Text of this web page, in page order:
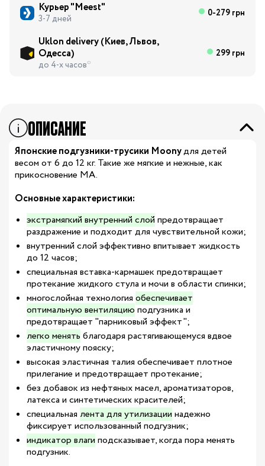
Курьер "Meest"
3-7 дней 0-279 грн
Uklon delivery (Киев, Львов,
Одесса)
до 4-х часов*
299 грн
ОПИСАНИЕ
Японские подгузники-трусики Moonyдля детей
весом от 6 до 12 кг. Такие же мягкие и нежные, как
прикосновение МА.
Основные характеристики:
экстрамягкий внутренний слой предотвращает
раздражение и подходит для чувствительной кожи;
внутренний слой эффективно впитывает жидкость
до 12 часов;
специальная вставка-кармашек предотвращает
протекание жидкого стула и мочи в области спинки;
многослойная технология обеспечивает
оптимальную вентиляцию подгузника и
предотвращает "парниковый эффект";
легко менять благодаря растягивающемуся вдвое
эластичному пояску;
высокая эластичная талия обеспечивает плотное
прилегание и предотвращает протекание;
без добавок из нефтяных масел, ароматизаторов,
латекса и синтетических красителей;
специальная лента для утилизации надежно
фиксирует использованный подгузник;
индикатор влаги подсказывает, когда пора менять
подгузник.